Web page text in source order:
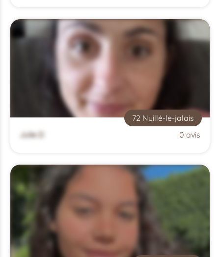
72 Nuillé-le-jalais
Julie D
0 avis